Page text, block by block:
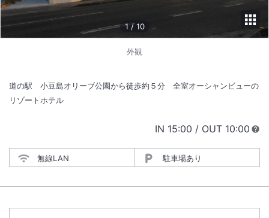
1 / 10
外観
道の駅 小豆島オリーブ公園から徒歩約５分 全室オーシャンビューの
リゾートホテル
IN チェックイン
15:00 / OUT チェック
10:00
無線LAN 駐車場あり